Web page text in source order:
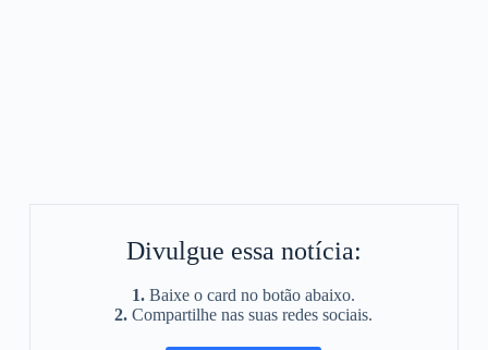
Divulgue essa notícia:
1. Baixe o card no botão abaixo.
2. Compartilhe nas suas redes sociais.